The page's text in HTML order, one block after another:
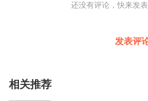
团献唱十年经典回合网游《梦想世
还没有评论，快来发
发表评
相关推荐